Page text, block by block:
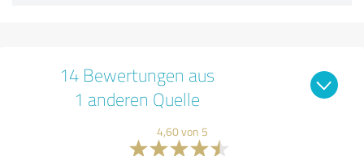
14 Bewertungen aus
1 anderen Quelle
4,60 von 5